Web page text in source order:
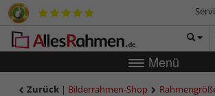
Menü
Zurück | Bilderrahmen-Shop